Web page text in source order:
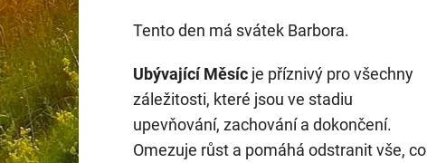
Tento den má svátek Barbora.
Ubývající Měsíc je příznivý pro všechny
záležitosti, které jsou ve stadiu
upevňování, zachování a dokončení.
Omezuje růst a pomáhá odstranit vše, co